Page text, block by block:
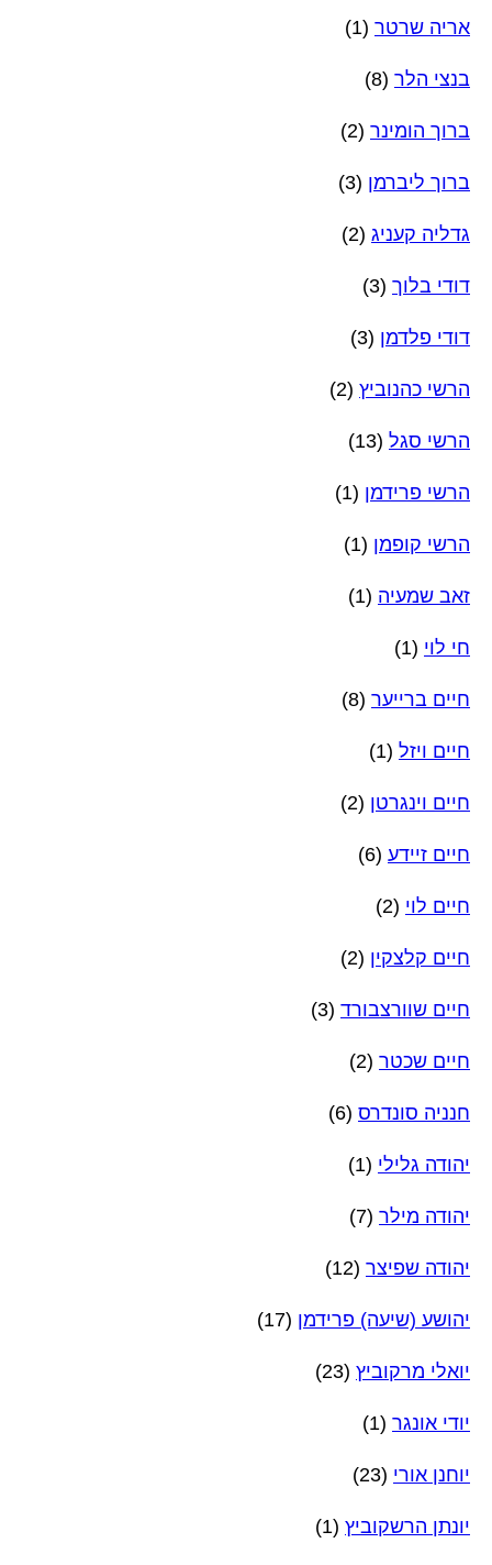
אריה שרטר (1)
בנצי הלר (8)
ברוך הומינר (2)
ברוך ליברמן (3)
גדליה קעניג (2)
דודי בלוך (3)
דודי פלדמן (3)
הרשי כהנוביץ (2)
הרשי סגל (13)
הרשי פרידמן (1)
הרשי קופמן (1)
זאב שמעיה (1)
חי לוי (1)
חיים ברייער (8)
חיים ויזל (1)
חיים וינגרטן (2)
חיים זיידע (6)
חיים לוי (2)
חיים קלצקין (2)
חיים שוורצבורד (3)
חיים שכטר (2)
חנניה סונדרס (6)
יהודה גלילי (1)
יהודה מילר (7)
יהודה שפיצר (12)
יהושע (שיעה) פרידמן (17)
יואלי מרקוביץ (23)
יודי אונגר (1)
יוחנן אורי (23)
יונתן הרשקוביץ (1)